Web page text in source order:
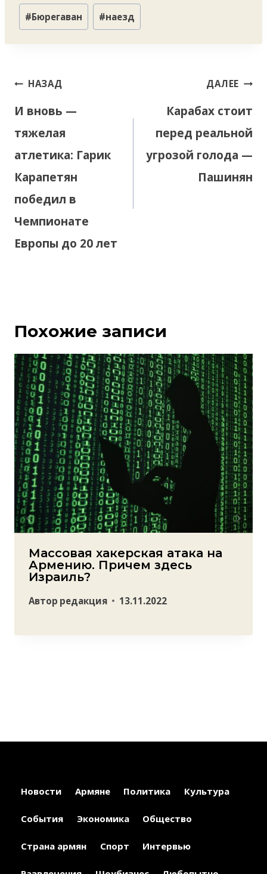
Метки
записи:
#Бюрегаван #наезд
Навигация
записям
НАЗАД
И вновь —
тяжелая
атлетика: Гарик
Карапетян
победил в
Чемпионате
Европы до 20 лет
ДАЛЕЕ
Карабах стоит
перед реальной
угрозой голода —
Пашинян
Похожие записи
Массовая хакерская атака на
Армению. Причем здесь
Израиль?
Автор редакция 13.11.2022
Новости Армяне Политика Культура
События Экономика Общество
Страна армян Спорт Интервью